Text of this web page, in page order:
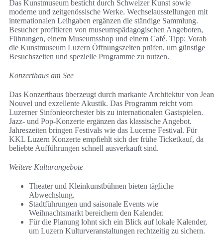
Das Kunstmuseum besticht durch Schweizer Kunst sowie
moderne und zeitgenössische Werke. Wechselausstellungen mit
internationalen Leihgaben ergänzen die ständige Sammlung.
Besucher profitieren von museumspädagogischen Angeboten,
Führungen, einem Museumsshop und einem Café. Tipp: Vorab
die Kunstmuseum Luzern Öffnungszeiten prüfen, um günstige
Besuchszeiten und spezielle Programme zu nutzen.
Konzerthaus am See
Das Konzerthaus überzeugt durch markante Architektur von Jean
Nouvel und exzellente Akustik. Das Programm reicht vom
Luzerner Sinfonieorchester bis zu internationalen Gastspielen.
Jazz- und Pop-Konzerte ergänzen das klassische Angebot.
Jahreszeiten bringen Festivals wie das Lucerne Festival. Für
KKL Luzern Konzerte empfiehlt sich der frühe Ticketkauf, da
beliebte Aufführungen schnell ausverkauft sind.
Weitere Kulturangebote
Theater und Kleinkunstbühnen bieten tägliche
Abwechslung.
Stadtführungen und saisonale Events wie
Weihnachtsmarkt bereichern den Kalender.
Für die Planung lohnt sich ein Blick auf lokale Kalender,
um Luzern Kulturveranstaltungen rechtzeitig zu sichern.